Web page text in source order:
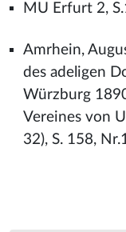
MU Erfurt 2,
Amrhein,
des adeligen
Würzburg
Vereines von
32), S. 158,